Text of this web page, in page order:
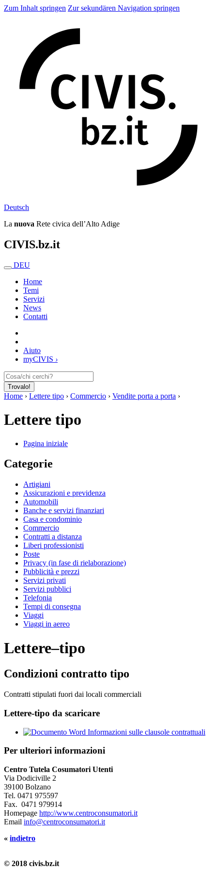
Zum Inhalt springen Zur sekundären Navigation springen
Deutsch
La nuova Rete civica dell’Alto Adige
CIVIS.bz.it
DEU
Home
Temi
Servizi
News
Contatti
Aiuto
myCIVIS ›
Trovalo!
Home › Lettere tipo › Commercio › Vendite porta a porta ›
Lettere tipo
Pagina iniziale
Categorie
Artigiani
Assicurazioni e previdenza
Automobili
Banche e servizi finanziari
Casa e condominio
Commercio
Contratti a distanza
Liberi professionisti
Poste
Privacy (in fase di rielaborazione)
Pubblicità e prezzi
Servizi privati
Servizi pubblici
Telefonia
Tempi di consegna
Viaggi
Viaggi in aereo
Lettere–tipo
Condizioni contratto tipo
Contratti stipulati fuori dai locali commerciali
Lettere-tipo da scaricare
Informazioni sulle clausole contrattuali
Per ulteriori informazioni
Centro Tutela Cosumatori Utenti
Via Dodiciville 2
39100 Bolzano
Tel. 0471 975597
Fax. 0471 979914
Homepage http://www.centroconsumatori.it
Email info@centroconsumatori.it
« indietro
© 2018 civis.bz.it